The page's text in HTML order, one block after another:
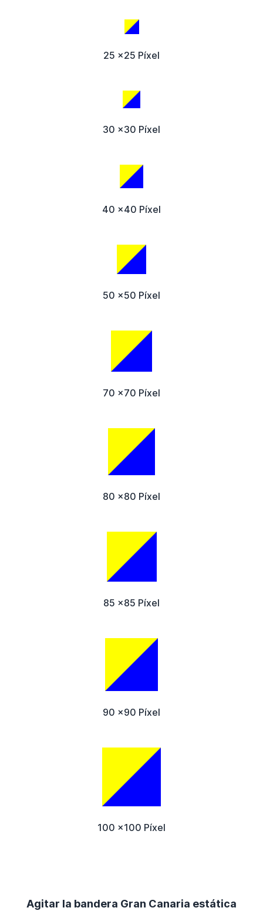
25 x25 Píxel
30 x30 Píxel
40 x40 Píxel
50 x50 Píxel
70 x70 Píxel
80 x80 Píxel
85 x85 Píxel
90 x90 Píxel
100 x100 Píxel
Agitar la bandera Gran Canaria estática